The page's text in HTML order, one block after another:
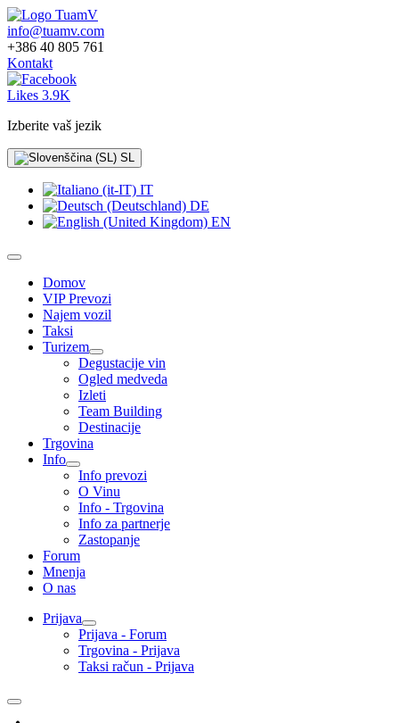
info@tuamv.com
+386 40 805 761
Kontakt
Likes 3.9K
Izberite vaš jezik
SL
IT
DE
EN
Domov
VIP Prevozi
Najem vozil
Taksi
Turizem
Degustacije vin
Ogled medveda
Izleti
Team Building
Destinacije
Trgovina
Info
Info prevozi
O Vinu
Info - Trgovina
Info za partnerje
Zastopanje
Forum
Mnenja
O nas
Prijava
Prijava - Forum
Trgovina - Prijava
Taksi račun - Prijava